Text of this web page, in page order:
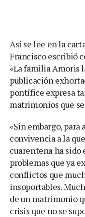
Así se lee en la
Francisco escribió
«La familia Amoris
publicación
pontífice expresa
matrimonios que
«Sin embargo,
convivencia a la
cuarentena ha
problemas que ya
conflictos que
insoportables.
de un matrimonio
crisis que no se